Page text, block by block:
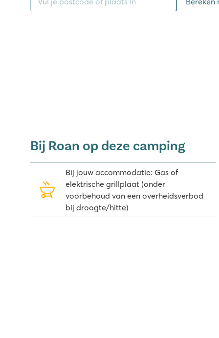
Vias-Plage ligt op ongeveer 7 kilometer vanaf de
winkelen? Bezoek dan de gezellige stad Béziers.
Vlakbij de camping is een boomklimparcours en
Fabrikus World, een grote kermis met verschillende
Boek je vakantie direct online!
Bij Roan op deze camping
Bij jouw accommodatie: Gas of
elektrische grillplaat (onder
voorbehoud van een overheidsverbod
bij droogte/hitte)